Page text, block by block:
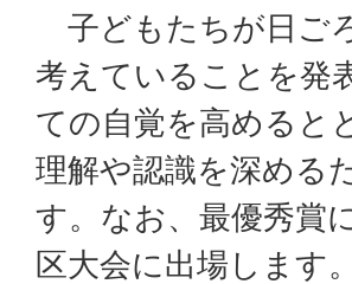
子どもたちが日ご
考えていることを発
ての自覚を高めると
理解や認識を深める
す。なお、最優秀賞
区大会に出場します